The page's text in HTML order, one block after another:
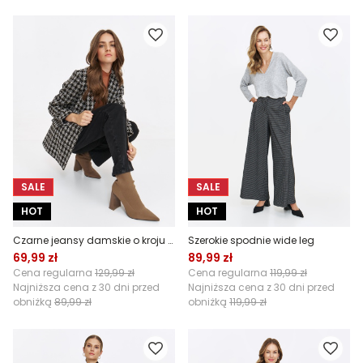
SALE
HOT
Czarne jeansy damskie o kroju mom fit
69,99 zł
Cena regularna 129,99 zł
Najniższa cena z 30 dni przed
obniżką 89,99 zł
SALE
HOT
Szerokie spodnie wide leg
89,99 zł
Cena regularna 119,99 zł
Najniższa cena z 30 dni przed
obniżką 119,99 zł